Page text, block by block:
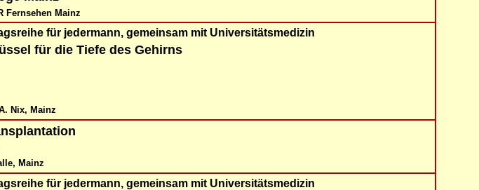
Fernsehen Mainz
für jedermann, gemeinsam mit Universitätsmedizin
für die Tiefe des Gehirns
Nix, Mainz
Mainz
für jedermann, gemeinsam mit Universitätsmedizin